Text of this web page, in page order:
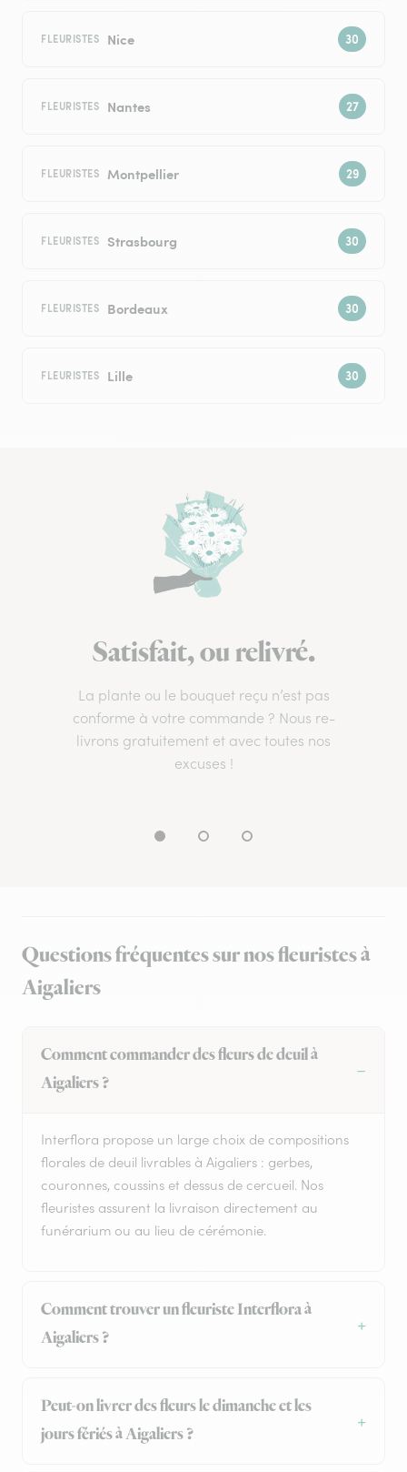
FLEURISTES Nice
FLEURISTES Nantes
FLEURISTES Montpellier
FLEURISTES Strasbourg
FLEURISTES Bordeaux
FLEURISTES Lille
Satisfait, ou relivré.
La plante ou le bouquet reçu n’est pas
conforme à votre commande ? Nous re-
livrons gratuitement et avec toutes nos
excuses !
Questions fréquentes sur nos fleuristes à
Aigaliers
Comment commander des fleurs de deuil à
Aigaliers ?
Interflora propose un large choix de compositions
florales de deuil livrables à Aigaliers : gerbes,
couronnes, coussins et dessus de cercueil. Nos
fleuristes assurent la livraison directement au
funérarium ou au lieu de cérémonie.
Comment trouver un fleuriste Interflora à
Aigaliers ?
Peut-on livrer des fleurs le dimanche et les
jours fériés à Aigaliers ?